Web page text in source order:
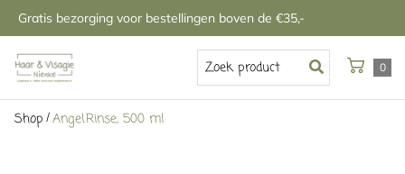
Gratis bezorging voor bestellingen boven de €35,-
0
Shop/Angel.Rinse, 500 ml